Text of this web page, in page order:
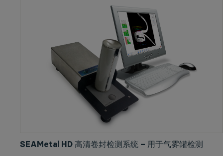
SEAMetal HD 高清卷封检测系统 – 用于气雾罐检测